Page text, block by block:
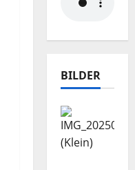
BILDER